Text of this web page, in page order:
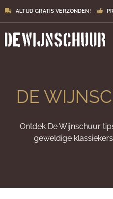
ALTIJD GRATIS VERZONDEN!
DE
Ontdek De Wijnschuur
geweldige